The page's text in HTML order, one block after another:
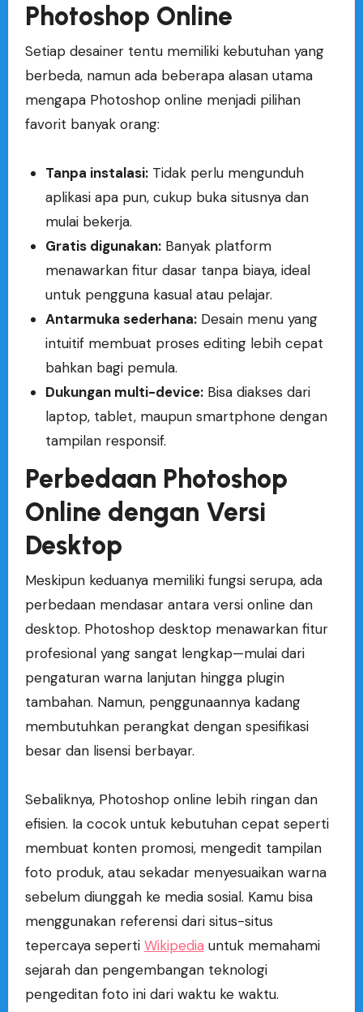
Photoshop Online
Setiap desainer tentu memiliki kebutuhan yang
berbeda, namun ada beberapa alasan utama
mengapa Photoshop online menjadi pilihan
favorit banyak orang:
Tanpa instalasi: Tidak perlu mengunduh
aplikasi apa pun, cukup buka situsnya dan
mulai bekerja.
Gratis digunakan: Banyak platform
menawarkan fitur dasar tanpa biaya, ideal
untuk pengguna kasual atau pelajar.
Antarmuka sederhana: Desain menu yang
intuitif membuat proses editing lebih cepat
bahkan bagi pemula.
Dukungan multi-device: Bisa diakses dari
laptop, tablet, maupun smartphone dengan
tampilan responsif.
Perbedaan Photoshop
Online dengan Versi
Desktop
Meskipun keduanya memiliki fungsi serupa, ada
perbedaan mendasar antara versi online dan
desktop. Photoshop desktop menawarkan fitur
profesional yang sangat lengkap—mulai dari
pengaturan warna lanjutan hingga plugin
tambahan. Namun, penggunaannya kadang
membutuhkan perangkat dengan spesifikasi
besar dan lisensi berbayar.
Sebaliknya, Photoshop online lebih ringan dan
efisien. Ia cocok untuk kebutuhan cepat seperti
membuat konten promosi, mengedit tampilan
foto produk, atau sekadar menyesuaikan warna
sebelum diunggah ke media sosial. Kamu bisa
menggunakan referensi dari situs-situs
tepercaya seperti Wikipedia untuk memahami
sejarah dan pengembangan teknologi
pengeditan foto ini dari waktu ke waktu.